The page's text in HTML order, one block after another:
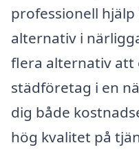
professionell
alternativ i
flera alternativ att
städföretag i en
dig både
hög kvalitet på